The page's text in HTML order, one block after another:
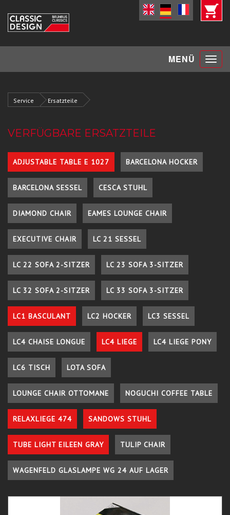
MENÜ Toggle
Service Ersatzteile
VERFÜGBARE ERSATZTEILE
ADJUSTABLE TABLE E 1027 BARCELONA HOCKER
BARCELONA SESSEL CESCA STUHL
DIAMOND CHAIR EAMES LOUNGE CHAIR
EXECUTIVE CHAIR LC 21 SESSEL
LC 22 SOFA 2-SITZER LC 23 SOFA 3-SITZER
LC 32 SOFA 2-SITZER LC 33 SOFA 3-SITZER
LC1 BASCULANT LC2 HOCKER LC3 SESSEL
LC4 CHAISE LONGUE LC4 LIEGE LC4 LIEGE PONY
LC6 TISCH LOTA SOFA
LOUNGE CHAIR OTTOMANE NOGUCHI COFFEE TABLE
RELAXLIEGE 474 SANDOWS STUHL
TUBE LIGHT EILEEN GRAY TULIP CHAIR
WAGENFELD GLASLAMPE WG 24 AUF LAGER